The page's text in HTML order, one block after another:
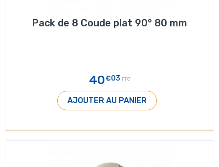
Pack de 8 Coude plat 90° 80 mm
40€03 TTC
AJOUTER AU PANIER